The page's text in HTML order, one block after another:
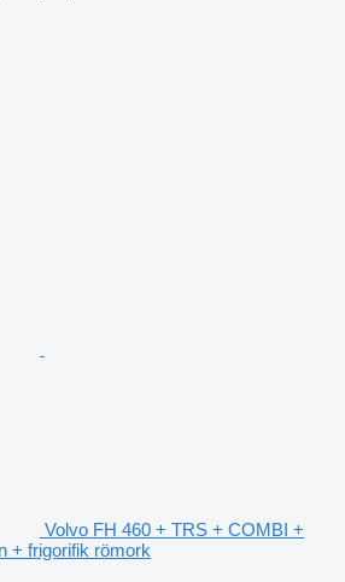
Volvo FH 460 + TRS + COMBI +
+ frigorifik römork